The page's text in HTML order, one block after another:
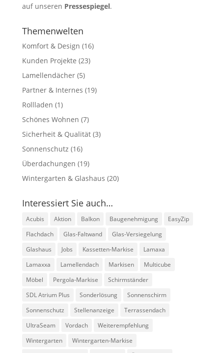
auf unseren Pressespiegel.
Themenwelten
Komfort & Design (16)
Kunden Projekte (23)
Lamellendächer(5)
Partner & Internes (19)
Rollladen (1)
Schönes Wohnen (7)
Sicherheit & Qualität(3)
Sonnenschutz (16)
Überdachungen (19)
Wintergarten & Glashaus (20)
Interessiert Sie auch…
Acubis Aktion Balkon Baugenehmigung
EasyZip
Flachdach
Glas-Faltwand
Glas-Versiegelung
Glashaus
Jobs Kassetten-Markise
Lamaxa
Lamaxxa
Lamellendach Markisen
Multicube
Möbel
Pergola-Markise
Schirmständer
SDL Atrium Plus
Sonderlösung
Sonnenschirm
Sonnenschutz
Stellenanzeige
Terrassendach
UltraSeam
Vordach
Weiterempfehlung
Wintergarten
Wintergarten-Markise